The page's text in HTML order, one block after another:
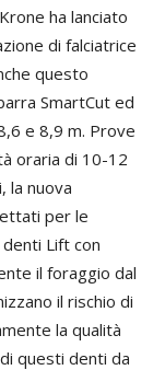
ha lanciato
di falciatrice
questo
SmartCut ed
e 8,9 m. Prove
oraria di 10-12
la nuova
per le
Lift con
il foraggio dal
il rischio di
la qualità
questi denti da